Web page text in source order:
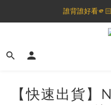
🦟蚊蟲都逃不過
誰背誰好看
一夜好眠🌙 無
【快速出貨